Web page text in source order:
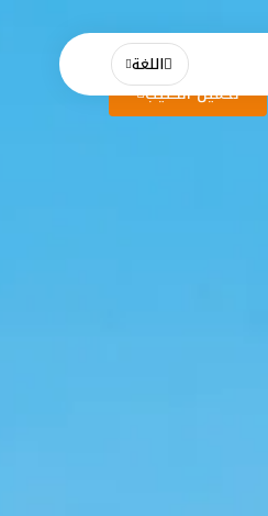
اللغة
تحميل الكتيب